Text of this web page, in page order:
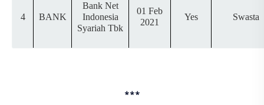
4 BANK
Bank Net
Indonesia
Syariah Tbk
01 Feb
2021
Yes Swasta
***